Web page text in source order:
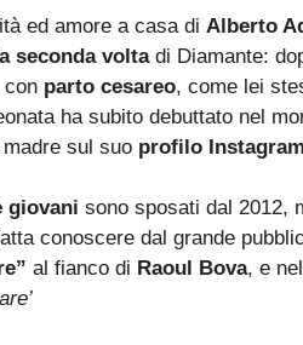
ed amore a casa di Alberto
seconda voltadi Diamante:
con parto cesareo, come lei
ha subito debuttato nel
sul suo profilo Instagram
giovani sono sposati dal 2012,
conoscere dal grande
al fianco di Raoul Bova, e